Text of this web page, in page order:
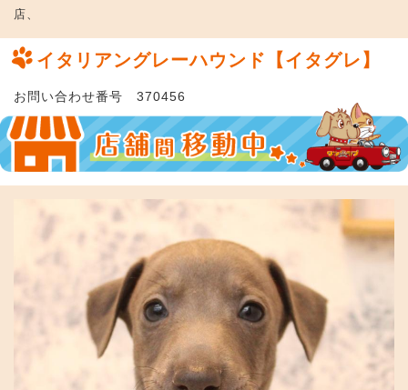
店、
イタリアングレーハウンド【イタグレ】
お問い合わせ番号 370456